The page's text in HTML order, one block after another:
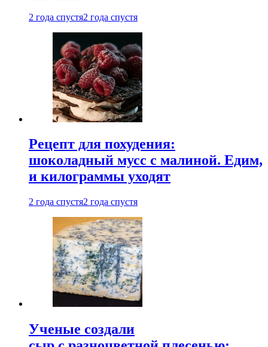
2 года спустя2 года спустя
Рецепт для похудения:
шоколадный мусс с малиной. Едим,
и килограммы уходят
2 года спустя2 года спустя
Ученые создали